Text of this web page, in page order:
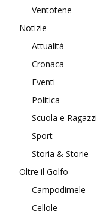
Ventotene
Notizie
Attualità
Cronaca
Eventi
Politica
Scuola e Ragazzi
Sport
Storia & Storie
Oltre il Golfo
Campodimele
Cellole